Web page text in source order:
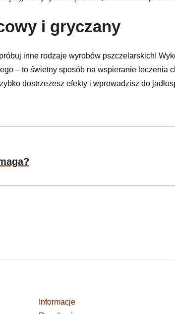
i gryczany
inne rodzaje wyrobów pszczelarskich!
– to świetny sposób na wspieranie leczenia
dostrzeżesz efekty i wprowadzisz do
Informacje